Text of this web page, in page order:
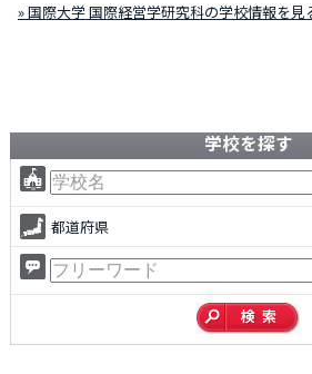
» 国際大学 国際経営学研究科の学校情報を見
学校を探す
都道府県